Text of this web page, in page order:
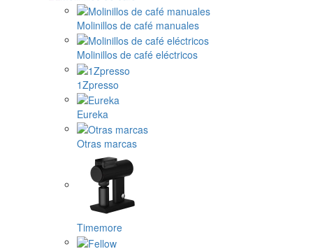
Molinillos de café manuales
Molinillos de café eléctricos
1Zpresso
Eureka
Otras marcas
Timemore